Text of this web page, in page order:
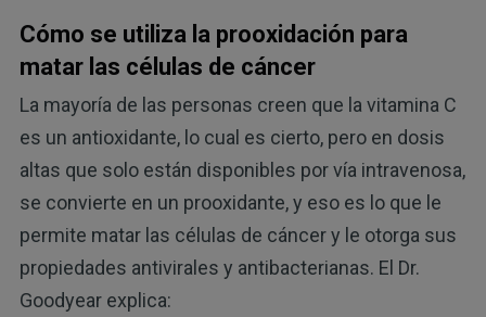
Cómo se utiliza la prooxidación para
matar las células de cáncer
La mayoría de las personas creen que la vitamina C
es un antioxidante, lo cual es cierto, pero en dosis
altas que solo están disponibles por vía intravenosa,
se convierte en un prooxidante, y eso es lo que le
permite matar las células de cáncer y le otorga sus
propiedades antivirales y antibacterianas. El Dr.
Goodyear explica: